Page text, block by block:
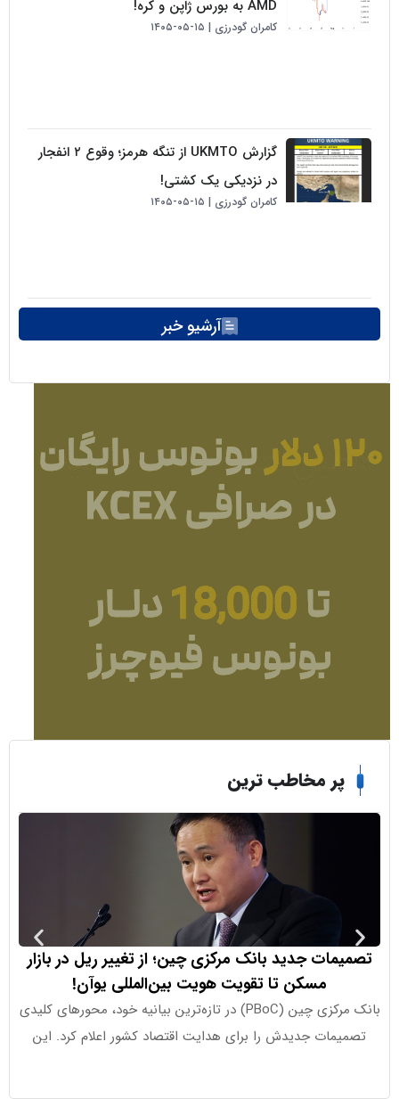
AMD به بورس ژاپن و کره!
کامران گودرزی ۱۵-۰۵-۱۴۰۵
گزارش UKMTO از تنگه هرمز؛ وقوع ۲ انفجار
در نزدیکی یک کشتی!
کامران گودرزی ۱۵-۰۵-۱۴۰۵
آرشیو خبر
پر مخاطب ترین
جدید بانک مرکزی چین؛ از تغییر ریل در بازار
مسکن تا تقویت هویت بین‌المللی یوآن!
بانک مرکزی چین (PBoC) در تازه‌ترین بیانیه خود، محورهای کلیدی
جدیدش را برای هدایت اقتصاد کشور اعلام کرد. این
ثبات
شاخص‌های